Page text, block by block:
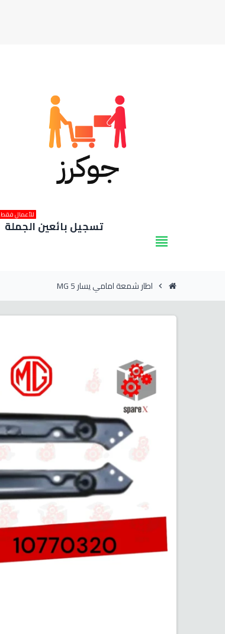
view_headline
تسجيل بائعين الجملة
للأعمال فقط
chevron_right اطار شمعة امامي يسار MG 5